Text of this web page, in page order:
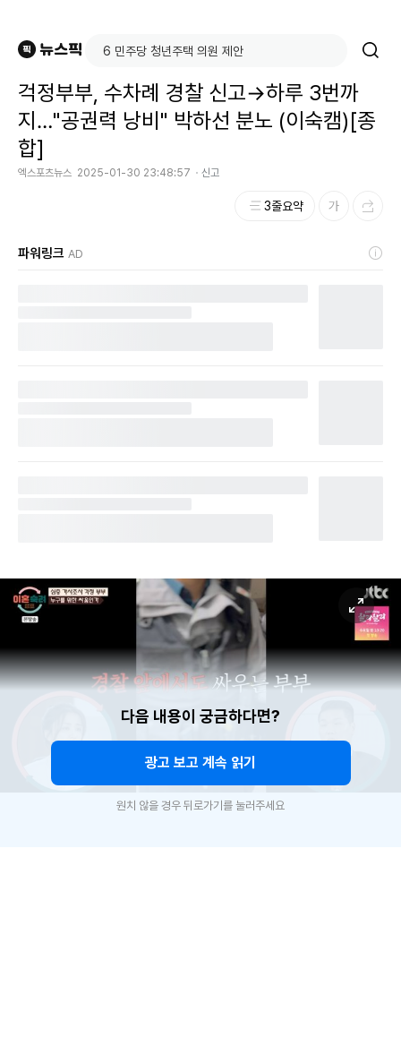
걱정부부, 수차례 경찰 신고→하루 3번까
지…"공권력 낭비" 박하선 분노 (이숙캠)[종
합]
엑스포츠뉴스 2025-01-30 23:48:57 신고
3줄요약
파워링크 AD
다음 내용이 궁금하다면?
광고 보고 계속 읽기
원치 않을 경우 뒤로가기를 눌러주세요